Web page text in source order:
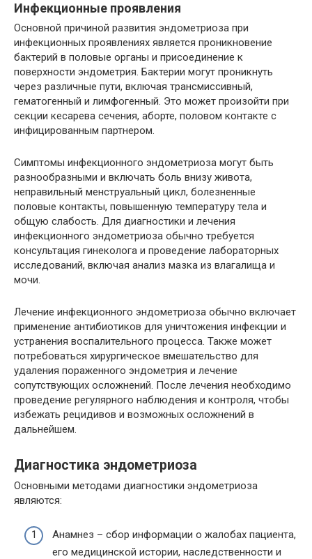
Инфекционные проявления
Основной причиной развития эндометриоза при
инфекционных проявлениях является проникновение
бактерий в половые органы и присоединение к
поверхности эндометрия. Бактерии могут проникнуть
через различные пути, включая трансмиссивный,
гематогенный и лимфогенный. Это может произойти при
секции кесарева сечения, аборте, половом контакте с
инфицированным партнером.
Симптомы инфекционного эндометриоза могут быть
разнообразными и включать боль внизу живота,
неправильный менструальный цикл, болезненные
половые контакты, повышенную температуру тела и
общую слабость. Для диагностики и лечения
инфекционного эндометриоза обычно требуется
консультация гинеколога и проведение лабораторных
исследований, включая анализ мазка из влагалища и
мочи.
Лечение инфекционного эндометриоза обычно включает
применение антибиотиков для уничтожения инфекции и
устранения воспалительного процесса. Также может
потребоваться хирургическое вмешательство для
удаления пораженного эндометрия и лечение
сопутствующих осложнений. После лечения необходимо
проведение регулярного наблюдения и контроля, чтобы
избежать рецидивов и возможных осложнений в
дальнейшем.
Диагностика эндометриоза
Основными методами диагностики эндометриоза
являются:
Анамнез – сбор информации о жалобах пациента,
его медицинской истории, наследственности и